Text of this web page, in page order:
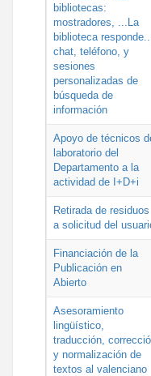
bibliotecas:
mostradores, ...La
biblioteca responde...,
chat, teléfono, y
sesiones
personalizadas de
búsqueda de
información
Apoyo de técnicos
laboratorio del
Departamento a la
actividad de I+D+i
Retirada de residuos
a solicitud del
Financiación de la
Publicación en
Abierto
Asesoramiento
lingüístico,
traducción,
y normalización de
textos al valenciano